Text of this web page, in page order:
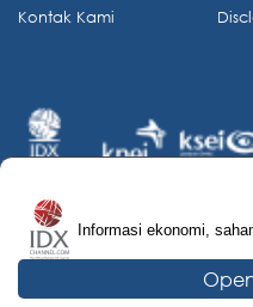
Informasi ekonomi,
Kontak Kami
© 2026 IDX